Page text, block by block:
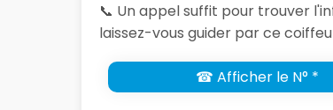
📞 Un appel suffit pour trouver
laissez-vous guider par ce
☎ Afficher le N° *